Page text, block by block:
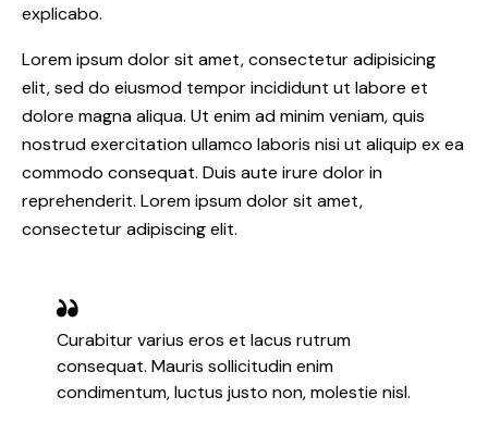
explicabo.
Lorem ipsum dolor sit amet, consectetur adipisicing
elit, sed do eiusmod tempor incididunt ut labore et
dolore magna aliqua. Ut enim ad minim veniam, quis
nostrud exercitation ullamco laboris nisi ut aliquip ex ea
commodo consequat. Duis aute irure dolor in
reprehenderit. Lorem ipsum dolor sit amet,
consectetur adipiscing elit.
Curabitur varius eros et lacus rutrum
consequat. Mauris sollicitudin enim
condimentum, luctus justo non, molestie nisl.